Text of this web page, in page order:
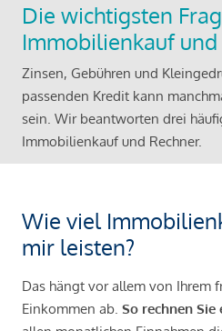
Die wichtigsten
Immobilienkauf und
Zinsen, Gebühren und
passenden Kredit kann
sein. Wir beantworten drei
Immobilienkauf und Rechner.
Wie viel
mir leisten?
Das hängt vor allem von Ihrem
Einkommen ab. So rechnen Sie